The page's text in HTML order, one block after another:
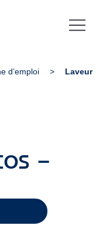
d’emploi
Laveur
–